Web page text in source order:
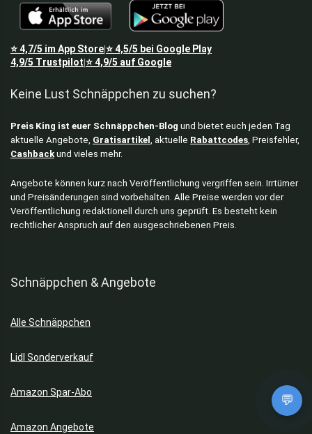
⭐4,7/5 im App Store⭐4,5/5 bei Google Play
4,9/5 Trustpilot ⭐4,9/5 auf Google
Keine Lust Schnäppchen zu suchen?
Preis King ist euer Schnäppchen-Blog und bietet euch jeden Tag
aktuelle Angebote, Gratisartikel , aktuelle Rabattcodes, Preisfehler,
Cashbackund vieles mehr.
Angebote können kurz nach Veröffentlichung vergriffen sein. Irrtümer
und Preisänderungen sind vorbehalten. Alle Preise werden vor der
Veröffentlichung redaktionell durch uns geprüft. Es besteht kein
rechtlicher Anspruch auf den ausgeschriebenen Preis.
Schnäppchen & Angebote
Alle Schnäppchen
Lidl Sonderverkauf
Amazon Spar-Abo
Amazon Angebote
💬